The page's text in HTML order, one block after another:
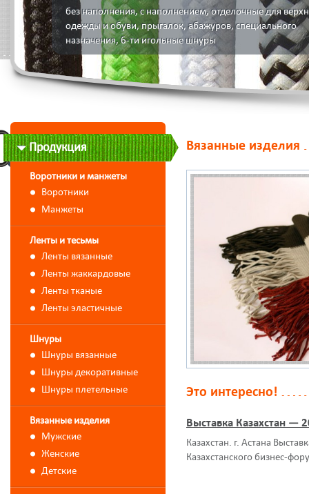
без наполнения, с наполнением, отделочные для
одежды и обуви, прыгалок, абажуров, специального
назначения, 6-ти игольные шнуры
Продукция
Воротники и манжеты
Воротники
Манжеты
Ленты и тесьмы
Ленты вязанные
Ленты жаккардовые
Ленты тканые
Ленты эластичные
Шнуры
Шнуры вязанные
Шнуры декоративные
Шнуры плетельные
Вязанные изделия
Мужские
Женские
Детские
Вязанные изделия
Это интересно!
Выставка Казахстан —
Казахстан. г. Астана
Казахстанского бизнес-